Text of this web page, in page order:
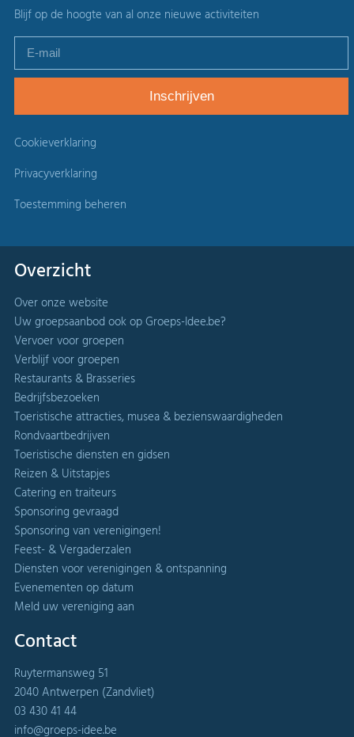
Blijf op de hoogte van al onze nieuwe activiteiten
Cookieverklaring
Privacyverklaring
Toestemming beheren
Overzicht
Over onze website
Uw groepsaanbod ook op Groeps-Idee.be?
Vervoer voor groepen
Verblijf voor groepen
Restaurants & Brasseries
Bedrijfsbezoeken
Toeristische attracties, musea & bezienswaardigheden
Rondvaartbedrijven
Toeristische diensten en gidsen
Reizen & Uitstapjes
Catering en traiteurs
Sponsoring gevraagd
Sponsoring van verenigingen!
Feest- & Vergaderzalen
Diensten voor verenigingen & ontspanning
Evenementen op datum
Meld uw vereniging aan
Contact
Ruytermansweg 51
2040 Antwerpen (Zandvliet)
03 430 41 44
info@groeps-idee.be